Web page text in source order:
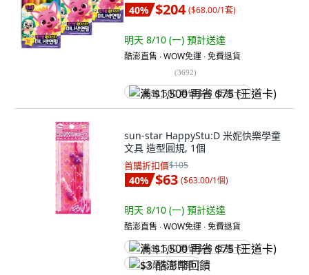
40% $204 ($68.00/1套)
明天 8/10 (一) 預計送達
酷澎直售 ∙ WOW免運 ∙ 免費退貨
(3692)
满 $1,500 再省 $75 (王道卡)
sun-star HappyStu:D 米妮快樂學童
文具 造型圓規, 1個
首購折扣價$105
40% $63 ($63.00/1個)
明天 8/10 (一) 預計送達
酷澎直售 ∙ WOW免運 ∙ 免費退貨
满 $1,500 再省 $75 (王道卡)
$3 酷澎幣回饋